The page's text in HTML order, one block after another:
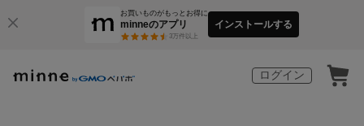
お買いものがもっとお得に
minneのアプリ
3万件以上
インストールする
ログイン